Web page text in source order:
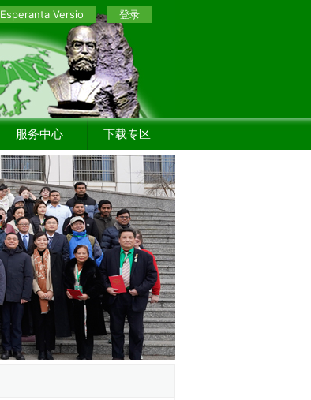
Esperanta Versio 登录
服务中心 下载专区